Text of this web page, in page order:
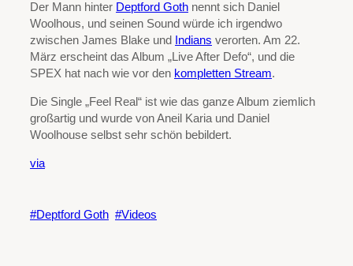
Der Mann hinter Deptford Goth nennt sich Daniel
Woolhous, und seinen Sound würde ich irgendwo
zwischen James Blake und
Indians verorten. Am 22.
März erscheint das Album „Live After Defo“, und die
SPEX hat nach wie vor den kompletten Stream.
Die Single „Feel Real“ ist wie das ganze Album ziemlich
großartig und wurde von Aneil Karia und Daniel
Woolhouse selbst sehr schön bebildert.
via
Deptford Goth Videos